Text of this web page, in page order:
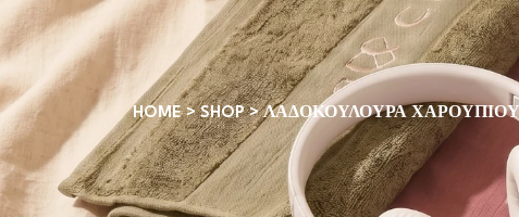
HOME>SHOP>ΛΑΔΟΚΟΎΛΟΥΡΑ ΧΑΡΟΥΠΙΟΎ